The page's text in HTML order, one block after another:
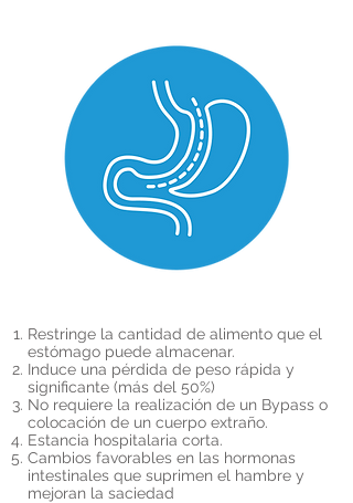
Restringe la cantidad de alimento que el
estómago puede almacenar.
Induce una pérdida de peso rápida y
significante (más del 50%)
No requiere la realización de un Bypass o
colocación de un cuerpo extraño.
Estancia hospitalaria corta.
Cambios favorables en las hormonas
intestinales que suprimen el hambre y
mejoran la saciedad